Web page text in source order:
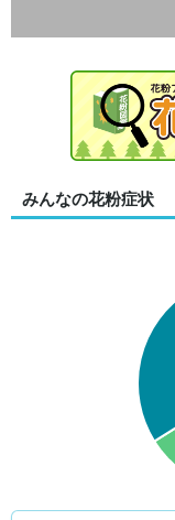
みんなの花粉症状